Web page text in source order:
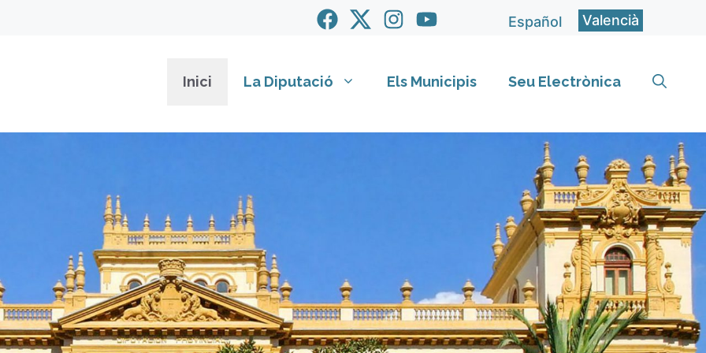
Español Valencià
Inici La Diputació Els Municipis Seu Electrònica